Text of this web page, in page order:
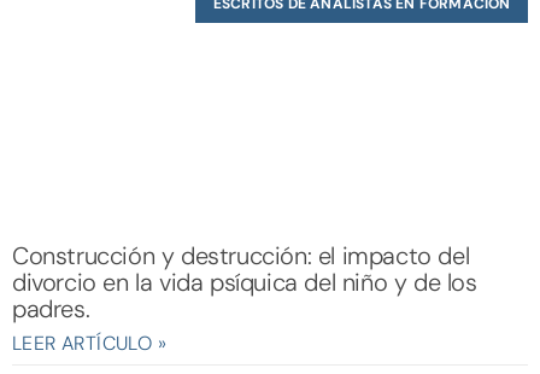
Construcción y destrucción: el impacto del
divorcio en la vida psíquica del niño y de los
padres.
LEER ARTÍCULO »